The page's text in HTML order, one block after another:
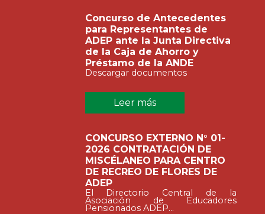
Concurso de Antecedentes
para Representantes de
ADEP ante la Junta Directiva
de la Caja de Ahorro y
Préstamo de la ANDE
Descargar documentos
Leer más
CONCURSO EXTERNO N° 01-
2026 CONTRATACIÓN DE
MISCÉLANEO PARA CENTRO
DE RECREO DE FLORES DE
ADEP
El Directorio Central de la
Asociación de Educadores
Pensionados ADEP...